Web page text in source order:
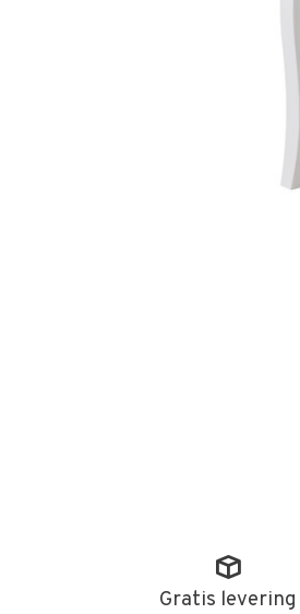
Gratis levering